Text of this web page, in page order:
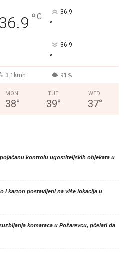
36.9 °C 36.9
°
36.9
°
3.1kmh 91%
MON
38°
TUE
39°
WED
37°
kontrolu ugostiteljskih objekata u
i karton postavljeni na više lokacija u
komaraca u Požarevcu, pčelari da